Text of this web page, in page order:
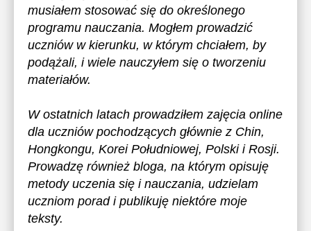
musiałem stosować się do określonego
programu nauczania. Mogłem prowadzić
uczniów w kierunku, w którym chciałem, by
podążali, i wiele nauczyłem się o tworzeniu
materiałów.
W ostatnich latach prowadziłem zajęcia online
dla uczniów pochodzących głównie z Chin,
Hongkongu, Korei Południowej, Polski i Rosji.
Prowadzę również bloga, na którym opisuję
metody uczenia się i nauczania, udzielam
uczniom porad i publikuję niektóre moje
teksty.